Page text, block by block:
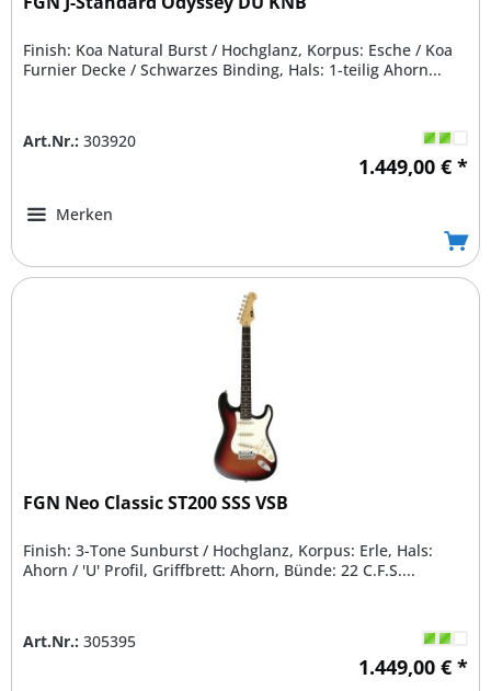
Finish: Koa Natural Burst / Hochglanz, Korpus: Esche / Koa
Furnier Decke / Schwarzes Binding, Hals: 1-teilig Ahorn...
Art.Nr.: 303920
1.449,00 € *
Merken
FGN Neo Classic ST200 SSS VSB
Finish: 3-Tone Sunburst / Hochglanz, Korpus: Erle, Hals:
Ahorn / 'U' Profil, Griffbrett: Ahorn, Bünde: 22 C.F.S....
Art.Nr.: 305395
1.449,00 € *